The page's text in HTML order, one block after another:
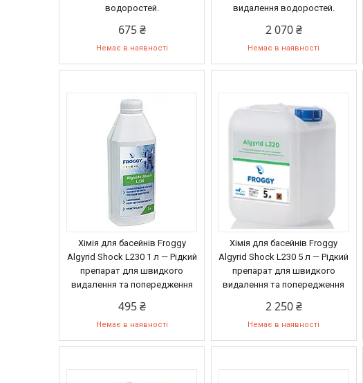
водоростей.
675 ₴
Немає в наявності
видалення водоростей.
2 070 ₴
Немає в наявності
Хімія для басейнів Froggy
Algyrid Shock L230 1 л — Рідкий
препарат для швидкого
видалення та попередження
495 ₴
Немає в наявності
Хімія для басейнів Froggy
Algyrid Shock L230 5 л — Рідкий
препарат для швидкого
видалення та попередження
2 250 ₴
Немає в наявності